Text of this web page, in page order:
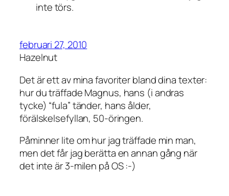
inte törs.
februari 27, 2010
Hazelnut
Det är ett av mina favoriter bland dina texter:
hur du träffade Magnus, hans (i andras
tycke) “fula” tänder, hans ålder,
förälskelsefyllan, 50-öringen.
Påminner lite om hur jag träffade min man,
men det får jag berätta en annan gång när
det inte är 3-milen på OS :-)